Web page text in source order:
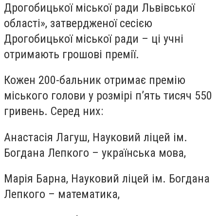
Дрогобицької міської ради Львівської
області», затвердженої сесією
Дрогобицької міської ради – ці учні
отримають грошові премії.
Кожен 200-бальник отримає премію
міського голови у розмірі п’ять тисяч 550
гривень. Серед них:
Анастасія Лагуш, Науковий ліцей ім.
Богдана Лепкого – українська мова,
Марія Барна, Науковий ліцей ім. Богдана
Лепкого – математика,